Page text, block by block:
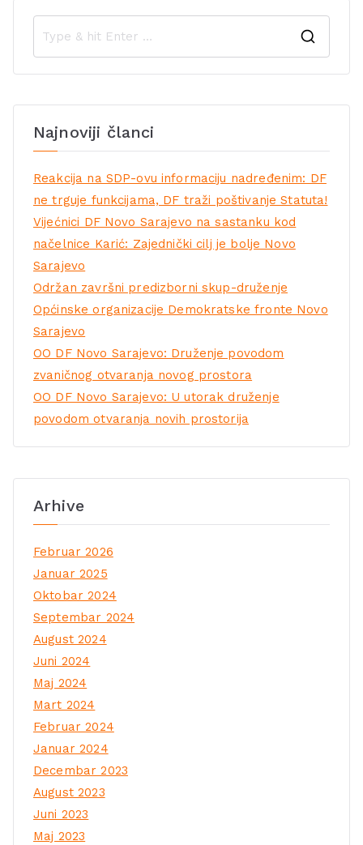
Najnoviji članci
Reakcija na SDP-ovu informaciju nadređenim: DF
ne trguje funkcijama, DF traži poštivanje Statuta!
Vijećnici DF Novo Sarajevo na sastanku kod
načelnice Karić: Zajednički cilj je bolje Novo
Sarajevo
Održan završni predizborni skup-druženje
Općinske organizacije Demokratske fronte Novo
Sarajevo
OO DF Novo Sarajevo: Druženje povodom
zvaničnog otvaranja novog prostora
OO DF Novo Sarajevo: U utorak druženje
povodom otvaranja novih prostorija
Arhive
Februar 2026
Januar 2025
Oktobar 2024
Septembar 2024
August 2024
Juni 2024
Maj 2024
Mart 2024
Februar 2024
Januar 2024
Decembar 2023
August 2023
Juni 2023
Maj 2023